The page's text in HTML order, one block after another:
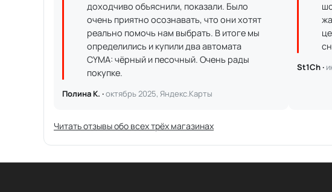
доходчиво объяснили, показали. Было
очень приятно осознавать, что они хотят
реально помочь нам выбрать. В итоге мы
определились и купили два автомата
CYMA: чёрный и песочный. Очень рады
покупке.
Полина К. ·октябрь 2025, Яндекс.Карты
St1Ch ·
Читать отзывы обо всех трёх магазинах